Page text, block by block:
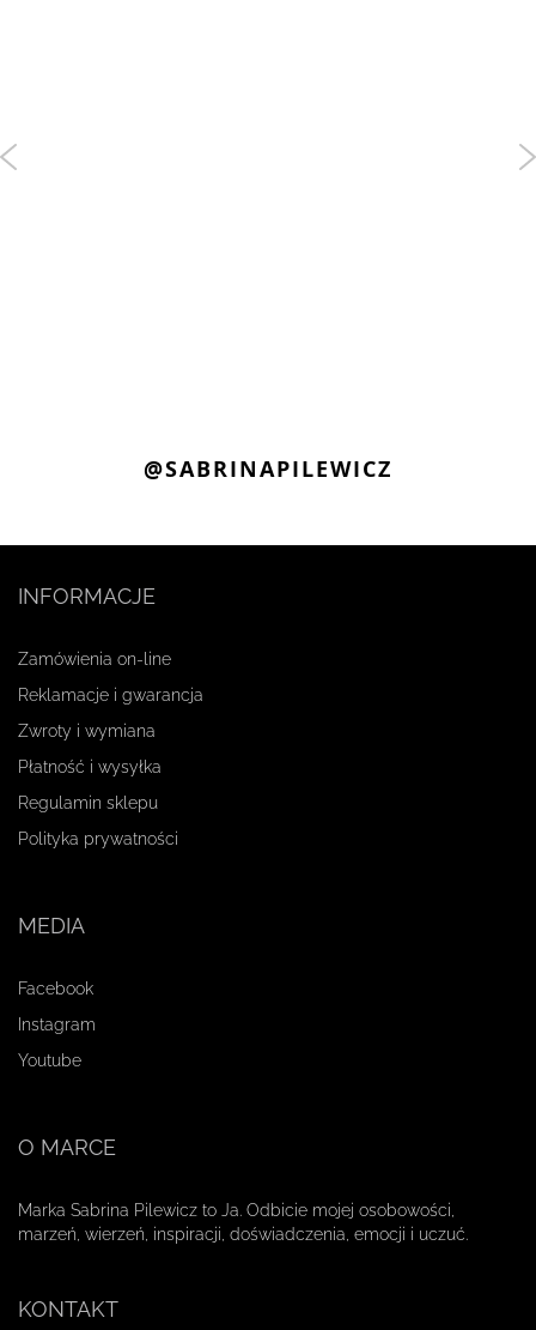
@SABRINAPILEWICZ
INFORMACJE
Zamówienia on-line
Reklamacje i gwarancja
Zwroty i wymiana
Płatność i wysyłka
Regulamin sklepu
Polityka prywatności
MEDIA
Facebook
Instagram
Youtube
O MARCE
Marka Sabrina Pilewicz to Ja. Odbicie mojej osobowości,
marzeń, wierzeń, inspiracji, doświadczenia, emocji i uczuć.
KONTAKT